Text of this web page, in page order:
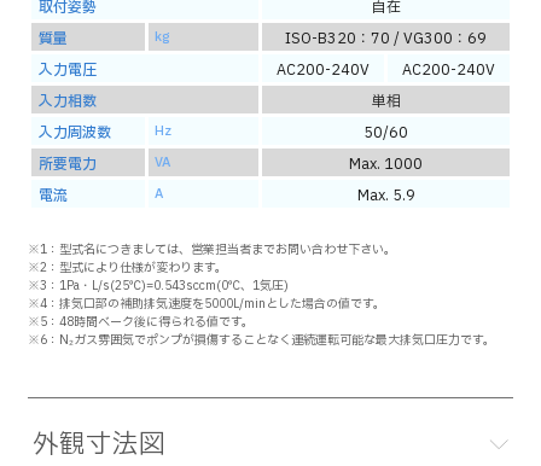
取付姿勢
自在
質量
kg
ISO-B320：70 / VG300：69
入力電圧
AC200-240V
AC200-240V
入力相数
単相
入力周波数
Hz
50/60
所要電力
VA
Max. 1000
電流
A Max. 5.9
※1：型式名につきましては、営業担当者までお問い合わせ下さい。
※2：型式により仕様が変わります。
※3：1Pa・L/s(25℃)=0.543sccm(0℃、1気圧)
※4：排気口部の補助排気速度を5000L/minとした場合の値です。
※5：48時間ベーク後に得られる値です。
※6：N₂ガス雰囲気でポンプが損傷することなく連続運転可能な最大排気口圧力です。
外観寸法図